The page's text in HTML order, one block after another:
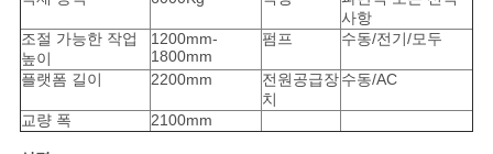
인
용
을
요
사항
조절 가능한 작업
높이
1200mm-
1800mm
펌프 수동/전기/모두
플랫폼 길이 2200mm
전원공급장
치
수동/AC
교량 폭 2100mm